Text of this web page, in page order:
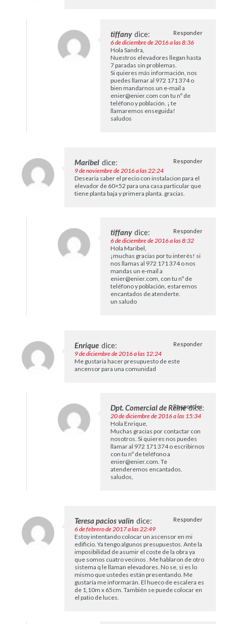
tiffany dice:
6 de diciembre de 2016 a las 8:36
Hola Sandra,
Nuestros elevadores llegan hasta
7 paradas sin problemas.
Si quieres más información, nos
puedes llamar al 972 171 374 o
bien mandarnos un e-mail a
enier@enier.com con tu nº de
teléfono y población. ¡ te
llamaremos enseguida!
saludos
Responder
Maribel dice:
9 de noviembre de 2016 a las 22:24
Desearia saber el precio con instalacion para el
elevador de 60×52 para una casa particular que
tiene planta baja y primera planta. gracias.
Responder
tiffany dice:
6 de diciembre de 2016 a las 8:32
Hola Maribel,
¡muchas gracias por tu interés! si
nos llamas al 972 171 374 o nos
mandas un e-mail a
enier@enier.com, con tu nº de
teléfono y población, estaremos
encantados de atenderte.
un saludo
Responder
Enrique dice:
9 de diciembre de 2016 a las 12:24
Me gustaria hacer presupuesto de este
ancensor para una comunidad
Responder
Dpt. Comercial de Reine dice:
20 de diciembre de 2016 a las 15:34
Hola Enrique,
Muchas gracias por contactar con
nosotros. Si quieres nos puedes
llamar al 972 171 374 o escribirnos
con tu nº de teléfono a
enier@enier.com. Te
atenderemos encantados.
saludos,
Responder
Teresa pacios valin dice:
6 de febrero de 2017 a las 22:49
Estoy intentando colocar un ascensor en mi
edificio. Ya tengo algunos presupuestos. Ante la
imposibilidad de asumir el coste de la obra ya
que somos cuatro vecinos . Me hablaron de otro
sistema q le llaman elevadores. No se, si es lo
mismo que ustedes están presentando. Me
gustaría me informarán. El hueco de escalera es
de 1,10m x 65cm. También se puede colocar en
el patio de luces.
Responder